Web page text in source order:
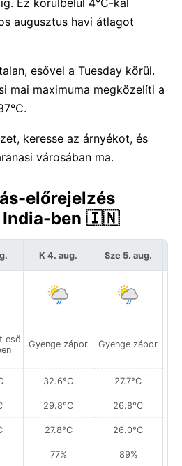
Ez körülbelül 4°C-kal
augusztus havi átlagot
esővel a Tuesday körül.
mai maximuma megközelíti a
keresse az árnyékot, és
városában ma.
előrejelzés
India-ben 🇮🇳
eső
K 4. aug.
Gyenge zápor
32.6°C
29.8°C
27.8°C
77%
Sze 5. aug.
Gyenge zápor
27.7°C
26.8°C
26.0°C
89%